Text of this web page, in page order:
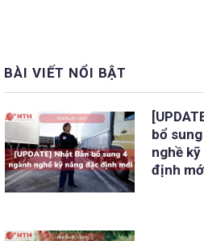
BÀI VIẾT NỔI BẬT
bổ
nghề
định